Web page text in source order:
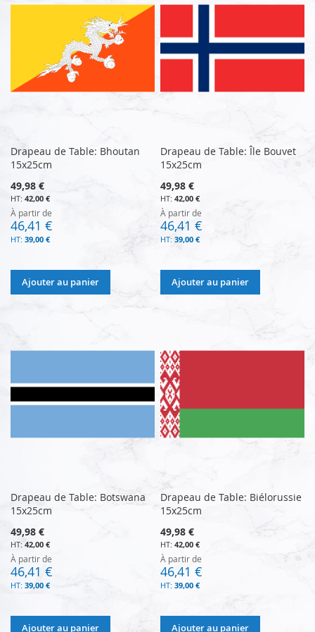
Drapeau de Table: Bhoutan
15x25cm
49,98 €
42,00 €
À partir de
46,41 €
39,00 €
Ajouter au panier
Drapeau de Table: Île Bouvet
15x25cm
49,98 €
42,00 €
À partir de
46,41 €
39,00 €
Ajouter au panier
Drapeau de Table: Botswana
15x25cm
49,98 €
42,00 €
À partir de
46,41 €
39,00 €
Ajouter au panier
Drapeau de Table: Biélorussie
15x25cm
49,98 €
42,00 €
À partir de
46,41 €
39,00 €
Ajouter au panier